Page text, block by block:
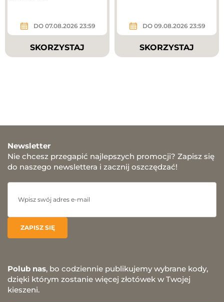
DO 07.08.2026 23:59
SKORZYSTAJ
DO 09.08.2026 23:59
SKORZYSTAJ
Newsletter
Nie chcesz przegapić najlepszych promocji? Zapisz się
do naszego newslettera i zacznij oszczędzać!
Polub nas, bo codziennie publikujemy wybrane kody,
dzięki którym zostanie więcej złotówek w Twojej
kieszeni.